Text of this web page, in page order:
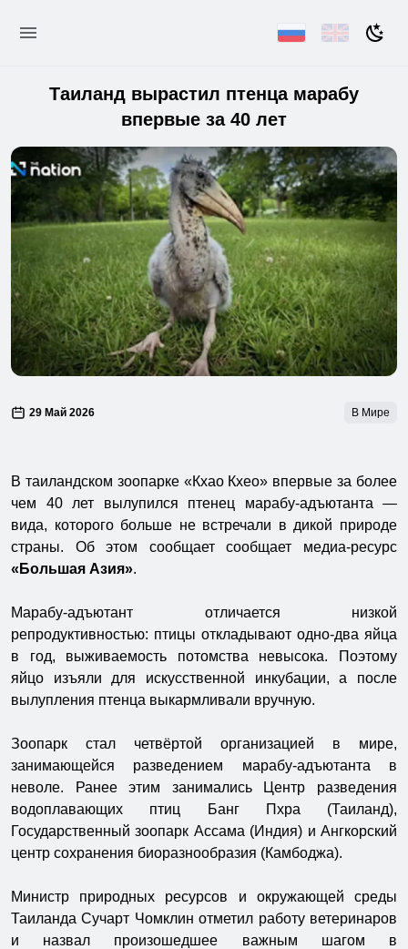
Таиланд вырастил птенца марабу
впервые за 40 лет
29 Май 2026 В Мире
В таиландском зоопарке «Кхао Кхео» впервые за более
чем 40 лет вылупился птенец марабу-адъютанта —
вида, которого больше не встречали в дикой природе
страны. Об этом сообщает сообщает медиа-ресурс
«Большая Азия».
Марабу-адъютант отличается низкой
репродуктивностью: птицы откладывают одно-два яйца
в год, выживаемость потомства невысока. Поэтому
яйцо изъяли для искусственной инкубации, а после
вылупления птенца выкармливали вручную.
Зоопарк стал четвёртой организацией в мире,
занимающейся разведением марабу-адъютанта в
неволе. Ранее этим занимались Центр разведения
водоплавающих птиц Банг Пхра (Таиланд),
Государственный зоопарк Ассама (Индия) и Ангкорский
центр сохранения биоразнообразия (Камбоджа).
Министр природных ресурсов и окружающей среды
Таиланда Сучарт Чомклин отметил работу ветеринаров
и назвал произошедшее важным шагом в